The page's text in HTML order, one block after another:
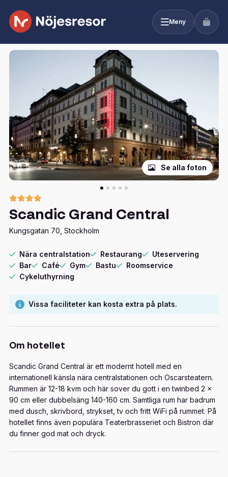
Meny
Se alla foton
Scandic Grand Central
Kungsgatan 70, Stockholm
Nära centralstation Restaurang
Uteservering
Bar
Café Gym Bastu
Roomservice
Cykeluthyrning
Vissa faciliteter kan kosta extra på plats.
Om hotellet
Scandic Grand Central är ett modernt hotell med en
internationell känsla nära centralstationen och Oscarsteatern.
Rummen är 12-18 kvm och här sover du gott i en twinbed 2 x
90 cm eller dubbelsäng 140-160 cm. Samtliga rum har badrum
med dusch, skrivbord, strykset, tv och fritt WiFi på rummet. På
hotellet finns även populära Teaterbrasseriet och Bistron där
du finner god mat och dryck.